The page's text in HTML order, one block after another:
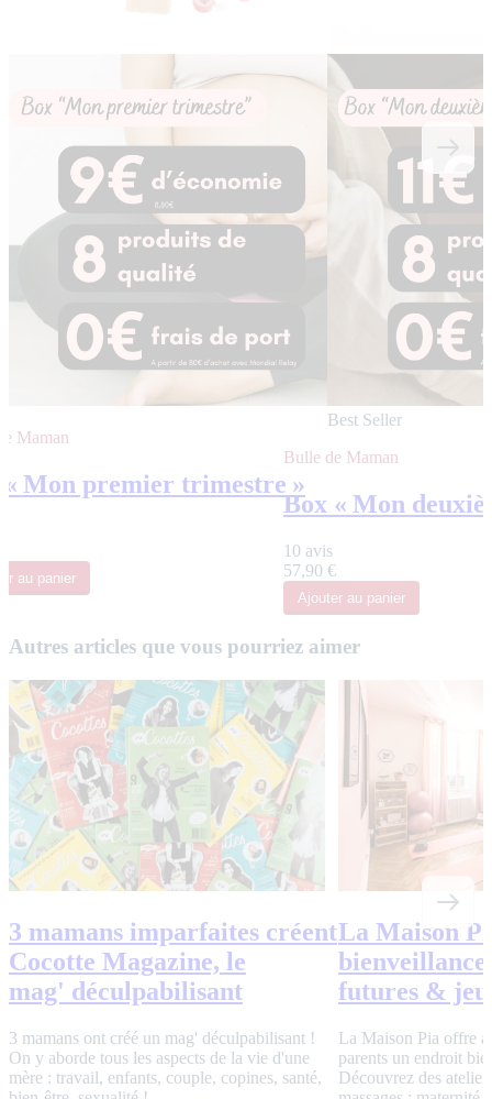
Maman
« Mon premier trimestre »
au panier
Best Seller
Bulle de Maman
Box « Mon
10 avis
57,90 €
Ajouter au panier
Autres articles que vous pourriez aimer
3 mamans imparfaites créent
Cocotte Magazine, le
mag' déculpabilisant
3 mamans ont créé un mag' déculpabilisant !
On y aborde tous les aspects de la vie d'une
mère : travail, enfants, couple, copines, santé,
La Maison
futures &
La Maison Pia offre
parents un endroit
Découvrez des